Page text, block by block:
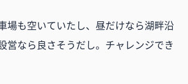
場も空いていたし、昼だけなら湖畔沿
営なら良さそうだし。チャレンジでき